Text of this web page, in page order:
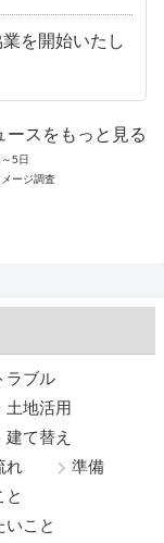
を開始いたし
ースをもっと見る
5日
ージ調査
ラブル
土地活用
建て替え
れ
準備
と
いこと